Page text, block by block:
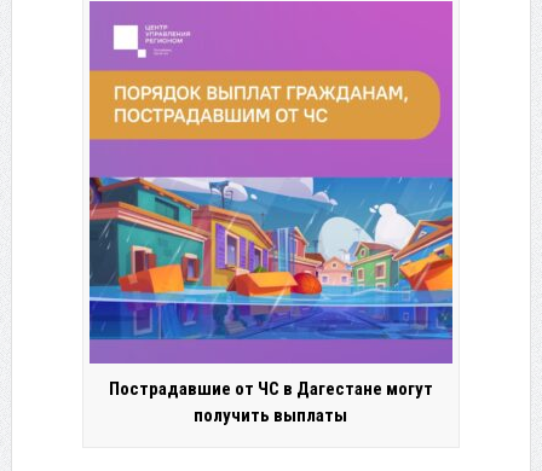
Пострадавшие от ЧС в Дагестане могут
получить выплаты